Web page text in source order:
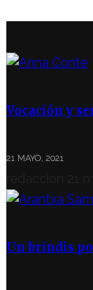
Vocación y
21 MAYO, 2021
Un brindis